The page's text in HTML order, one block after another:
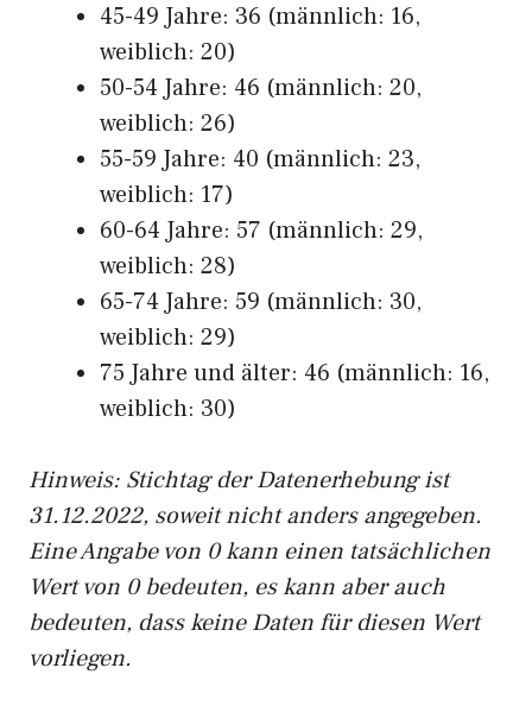
45-49 Jahre: 36 (männlich: 16,
weiblich: 20)
50-54 Jahre: 46 (männlich: 20,
weiblich: 26)
55-59 Jahre: 40 (männlich: 23,
weiblich: 17)
60-64 Jahre: 57 (männlich: 29,
weiblich: 28)
65-74 Jahre: 59 (männlich: 30,
weiblich: 29)
75 Jahre und älter: 46 (männlich: 16,
weiblich: 30)
Hinweis: Stichtag der Datenerhebung ist
31.12.2022, soweit nicht anders angegeben.
Eine Angabe von 0 kann einen tatsächlichen
Wert von 0 bedeuten, es kann aber auch
bedeuten, dass keine Daten für diesen Wert
vorliegen.